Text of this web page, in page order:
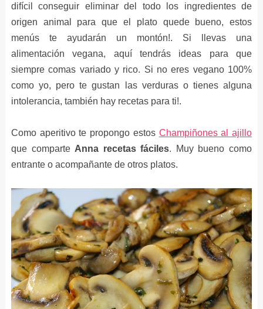
difícil conseguir eliminar del todo los ingredientes de
origen animal para que el plato quede bueno, estos
menús te ayudarán un montón!. Si llevas una
alimentación vegana, aquí tendrás ideas para que
siempre comas variado y rico. Si no eres vegano 100%
como yo, pero te gustan las verduras o tienes alguna
intolerancia, también hay recetas para ti!.
Como aperitivo te propongo estos Champiñones al ajillo
que comparte Anna recetas fáciles. Muy bueno como
entrante o acompañante de otros platos.